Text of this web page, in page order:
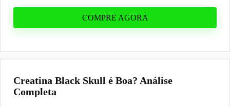
COMPRE AGORA
Creatina Black Skull é Boa? Análise
Completa